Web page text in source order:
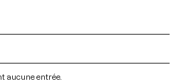
aucune entrée.